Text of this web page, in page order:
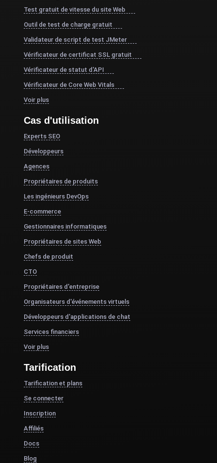
Test gratuit de vitesse du site Web
Outil de test de charge gratuit
Validateur de script de test JMeter
Vérificateur de certificat SSL gratuit
Vérificateur de statut d'API
Vérificateur de Core Web Vitals
Voir plus
Cas d'utilisation
Experts SEO
Développeurs
Agences
Propriétaires de produits
Les ingénieurs DevOps
E-commerce
Gestionnaires informatiques
Propriétaires de sites Web
Chefs de produit
CTO
Propriétaires d'entreprise
Organisateurs d'événements virtuels
Développeurs d'applications de chat
Services financiers
Voir plus
Tarification
Tarification et plans
Se connecter
Inscription
Affiliés
Docs
Blog